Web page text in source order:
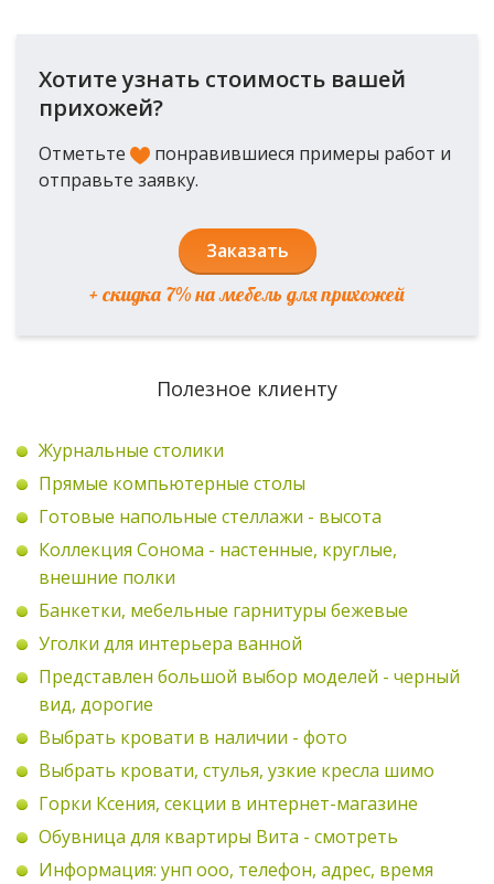
Хотите узнать стоимость вашей
прихожей?
Отметьте
понравившиеся примеры работ и
отправьте заявку.
Заказать
+ скидка 7% на мебель для прихожей
Полезное клиенту
Журнальные столики
Прямые компьютерные столы
Готовые напольные стеллажи - высота
Коллекция Сонома - настенные, круглые,
внешние полки
Банкетки, мебельные гарнитуры бежевые
Уголки для интерьера ванной
Представлен большой выбор моделей - черный
вид, дорогие
Выбрать кровати в наличии - фото
Выбрать кровати, стулья, узкие кресла шимо
Горки Ксения, секции в интернет-магазине
Обувница для квартиры Вита - смотреть
Информация: унп ооо, телефон, адрес, время